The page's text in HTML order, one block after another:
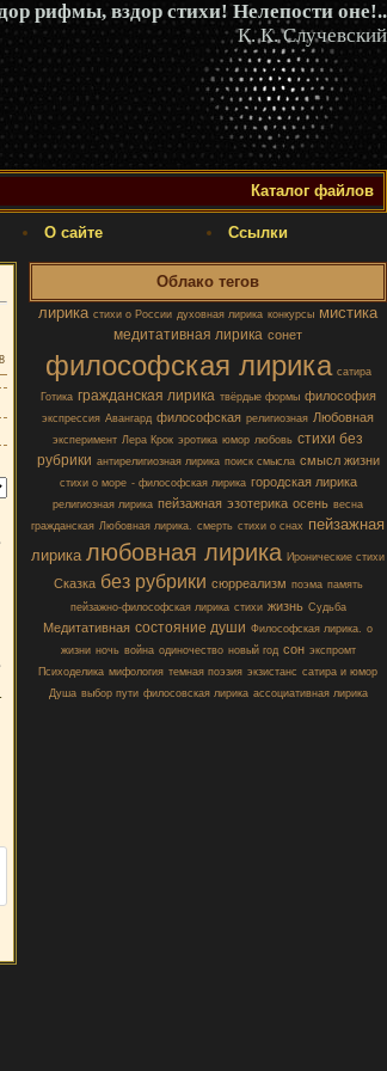
рифмы, вздор стихи! Нелепости оне!..
К. К. Случевский
Каталог файлов
О сайте Ссылки
Облако тегов
лирика стихи о России духовная лирика конкурсы мистика
медитативная лирика сонет
философская лирика сатира
Готика гражданская лирика твёрдые формы философия
экспрессия Авангард философская религиозная Любовная
эксперимент Лера Крок эротика юмор любовь стихи без
рубрики антирелигиозная лирика поиск смысла смысл жизни
стихи о море - философская лирика городская лирика
религиозная лирика пейзажная эзотерика осень весна
гражданская Любовная лирика. смерть стихи о снах пейзажная
лирика любовная лирика Иронические стихи
Сказка без рубрики сюрреализм поэма память
пейзажно-философская лирика стихи жизнь Судьба
Медитативная состояние души Философская лирика. о
жизни ночь война одиночество новый год сон экспромт
Психоделика мифология темная поэзия экзистанс сатира и юмор
Душа выбор пути филосовская лирика ассоциативная лирика